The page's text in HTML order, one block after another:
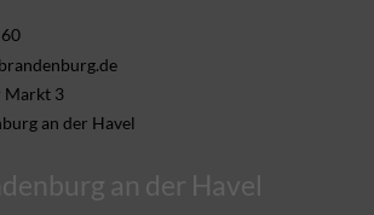
Markt 3
an der Havel
an der Havel